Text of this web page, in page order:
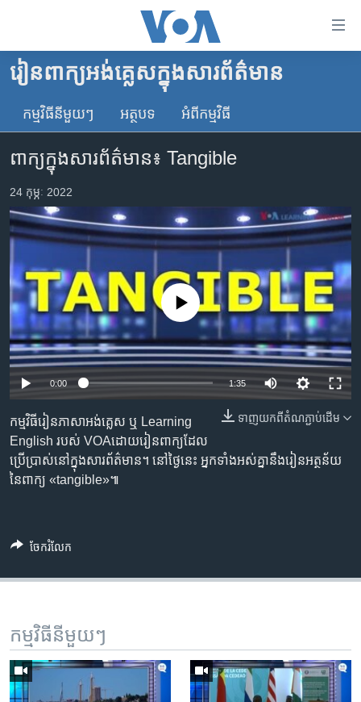
គេហទំព័រ​
ទាក់ទង
និង​
ចូល​
ទំព័រ​
ព័ត៌មាន​​
តែ​
រំលង​
និង​
ចូល​
ទៅ​
ទំព័រ​
រចនា
សម្ព័ន្ធ​
រំលង​
និង​
ចូល​
ទៅ​
កាន់​
កម្ពុជា
អន្តរជាតិ
ហេឡូវីអូអេ
កម្ពុជាច្នៃប្រតិដ្ឋ
ទូរទស្សន៍ / វីដេអូ​
វិទ្យុ / ផតខាសថ៍
កម្មវិធីទាំងអស់
Khmer English
បណ្តាញ​សង្គម
រៀន​ពាក្យ​អង់គ្លេស​ក្នុង​សារព័ត៌មាន
កម្មវិធី​នីមួយៗ អត្ថបទ​ អំពី​កម្មវិធី​
ពាក្យក្នុងសារព័ត៌មាន៖ Tangible
24 កុម្ភៈ 2022
No media source currently available
0:00 1:35
ទាញ​យក​ពី​តំណភ្ជាប់​ដើម
កម្មវិធីរៀនភាសាអង់គ្លេស ឬ Learning
English របស់ VOAដោយរៀនពាក្យដែល
ប្រើប្រាស់នៅក្នុងសារព័ត៌មាន។ នៅថ្ងៃនេះ អ្នកទាំងអស់គ្នានឹងរៀនអត្ថន័យ
នៃពាក្យ «tangible»៕
ចែករំលែក
កម្មវិធី​នីមួយៗ